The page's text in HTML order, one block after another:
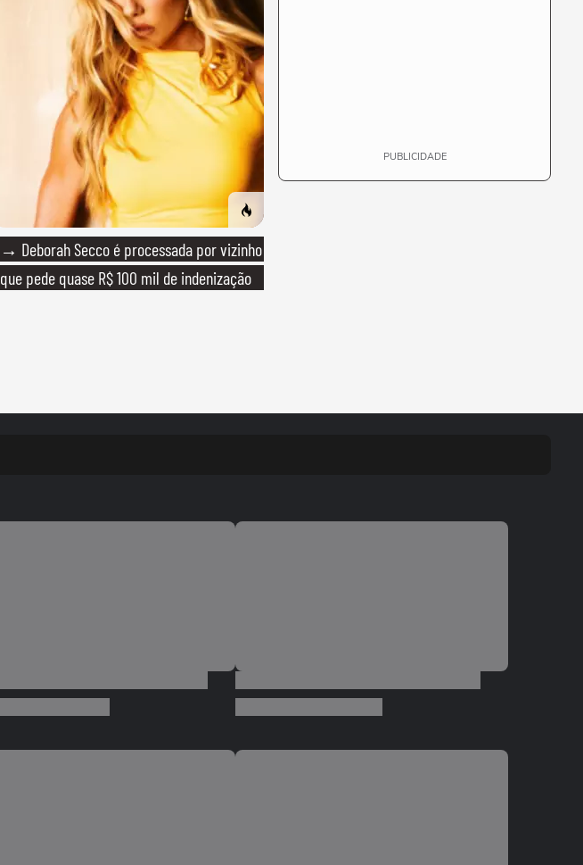
→ Deborah Secco é processada por vizinho
que pede quase R$ 100 mil de indenização
PUBLICIDADE